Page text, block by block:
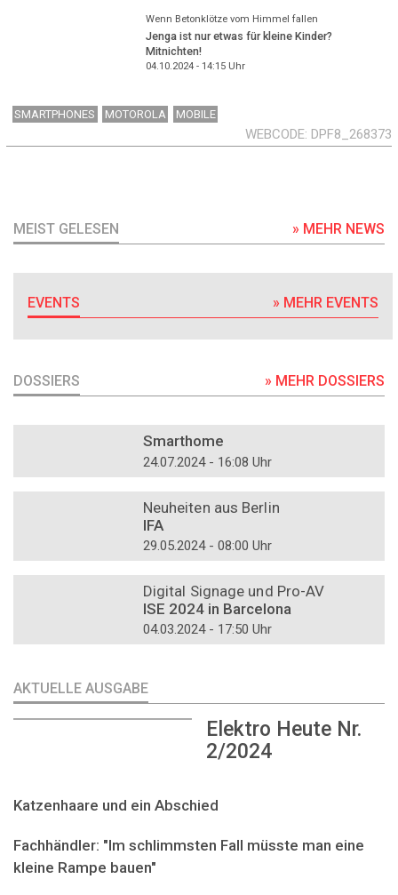
Wenn Betonklötze vom Himmel fallen
Jenga ist nur etwas für kleine Kinder?
Mitnichten!
04.10.2024 - 14:15Uhr
SMARTPHONES MOTOROLA MOBILE
WEBCODE DPF8_268373
MEIST GELESEN » MEHR NEWS
EVENTS » MEHR EVENTS
DOSSIERS » MEHR DOSSIERS
Smarthome
24.07.2024 - 16:08 Uhr
Neuheiten aus Berlin
IFA
29.05.2024 - 08:00 Uhr
Digital Signage und Pro-AV
ISE 2024 in Barcelona
04.03.2024 - 17:50 Uhr
AKTUELLE AUSGABE
Elektro Heute Nr.
2/2024
Katzenhaare und ein Abschied
Fachhändler: "Im schlimmsten Fall müsste man eine
kleine Rampe bauen"